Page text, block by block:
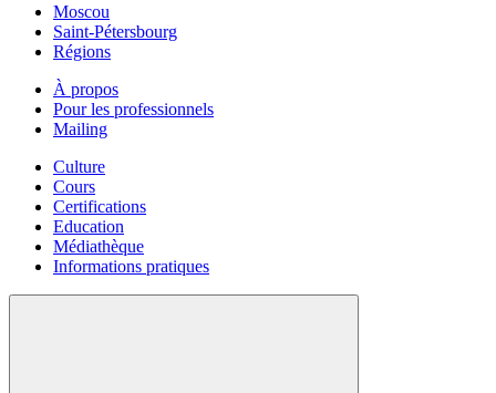
Moscou
Saint-Pétersbourg
Régions
À propos
Pour les professionnels
Mailing
Culture
Cours
Certifications
Education
Médiathèque
Informations pratiques